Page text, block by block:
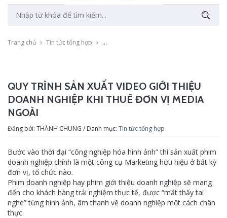
Trang chủ Tin tức tổng hợp Quy trình sản xuất video giới thiệu doanh
QUY TRÌNH SẢN XUẤT VIDEO GIỚI THIỆU
DOANH NGHIỆP KHI THUÊ ĐƠN VỊ MEDIA
NGOÀI
Đăng bởi: THÀNH CHUNG / Danh mục: Tin tức tổng hợp
Bước vào thời đại “công nghiệp hóa hình ảnh” thì sản xuất phim
doanh nghiệp chính là một công cụ Marketing hữu hiệu ở bất kỳ
đơn vị, tổ chức nào.
Phim doanh nghiệp hay phim giới thiệu doanh nghiệp sẽ mang
đến cho khách hàng trải nghiệm thực tế, được “mắt thấy tai
nghe” từng hình ảnh, âm thanh về doanh nghiệp một cách chân
thực.